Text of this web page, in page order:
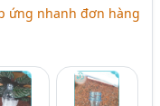
ứng nhanh đơn hàng